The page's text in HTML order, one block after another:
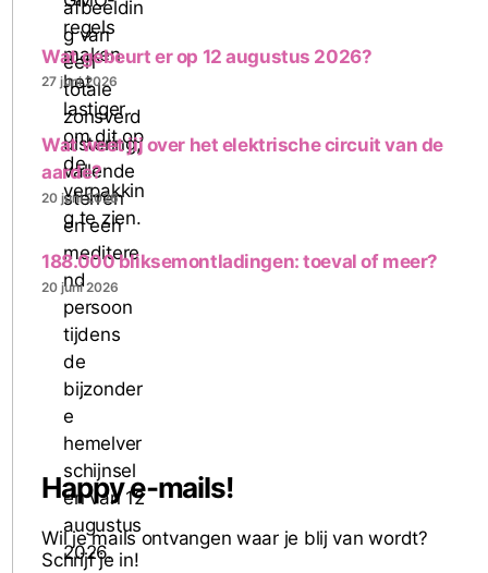
Wat gebeurt er op 12 augustus 2026?
27 juni 2026
Wat weet jij over het elektrische circuit van de
aarde?
20 juni 2026
188.000 bliksemontladingen: toeval of meer?
20 juni 2026
Happy e-mails!
Wil je mails ontvangen waar je blij van wordt?
Schrijf je in!